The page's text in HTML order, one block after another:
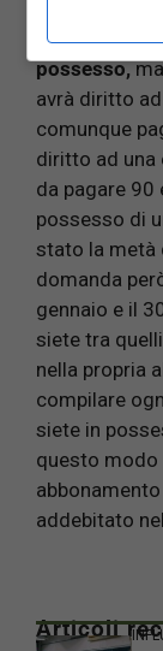
Qualora si
possesso,
avrà diritto
comunque
diritto ad una
da pagare 90
possesso di
stato la metà
domanda
gennaio e il
siete tra
nella propria
compilare
siete in
questo modo
addebitato
Articoli